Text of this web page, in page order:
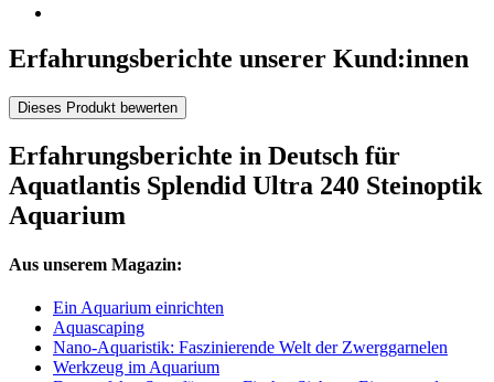
Erfahrungsberichte unserer Kund:innen
Dieses Produkt bewerten
Erfahrungsberichte in Deutsch für
Aquatlantis Splendid Ultra 240 Steinoptik
Aquarium
Aus unserem Magazin:
Ein Aquarium einrichten
Aquascaping
Nano-Aquaristik: Faszinierende Welt der Zwerggarnelen
Werkzeug im Aquarium